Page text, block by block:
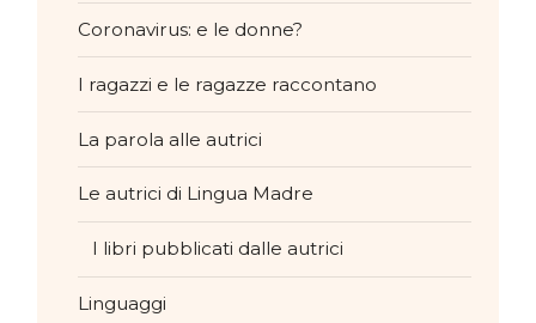
Coronavirus: e le donne?
I ragazzi e le ragazze raccontano
La parola alle autrici
Le autrici di Lingua Madre
I libri pubblicati dalle autrici
Linguaggi